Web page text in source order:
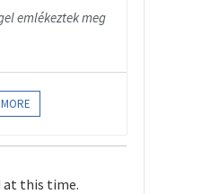
emlékeztek meg
at this time.